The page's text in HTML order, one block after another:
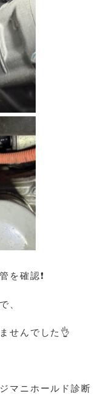
を確認❗
、
せんでした👌
マニホールド診断